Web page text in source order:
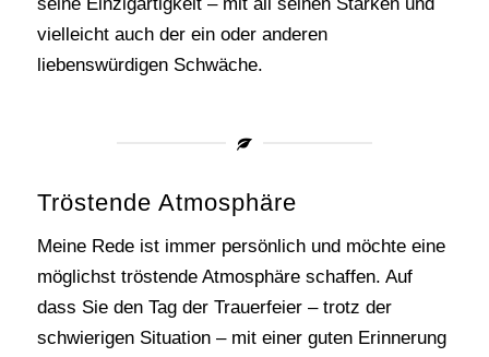
vielleicht auch der ein oder anderen
liebenswürdigen Schwäche.
Tröstende Atmosphäre
Meine Rede ist immer persönlich und möchte eine
möglichst tröstende Atmosphäre schaffen. Auf
dass Sie den Tag der Trauerfeier – trotz der
schwierigen Situation – mit einer guten Erinnerung